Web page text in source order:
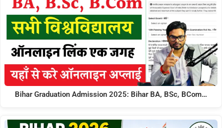
Bihar Graduation Admission 2025: Bihar BA, BSc, BCom…